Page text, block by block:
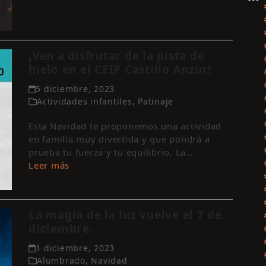
5 diciembre, 2023
Actividades infantiles, Patinaje
Esta Navidad te proponemos una actividad
en familia muy divertida y que pondrá a
prueba tu fuerza y tu equilibrio. La…
Leer más
1 diciembre, 2023
Alumbrado, Navidad